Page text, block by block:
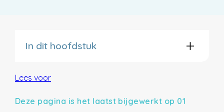
In dit hoofdstuk
Lees voor
Deze pagina is het laatst bijgewerkt op 01